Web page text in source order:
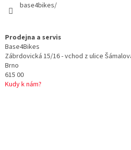
base4bikes/
Prodejna a servis
Base4Bikes
Zábrdovická 15/16 - vchod z ulice
Brno
615 00
Kudy k nám?